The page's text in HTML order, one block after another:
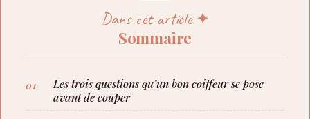
Dans cet article ✦
Sommaire
Les trois questions qu’un bon coiffeur se pose
avant de couper